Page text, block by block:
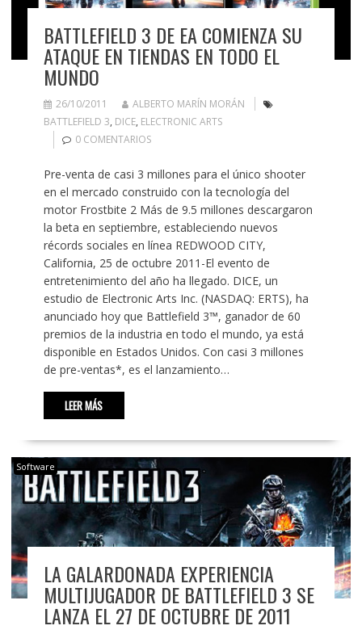
BATTLEFIELD 3 DE EA COMIENZA SU
ATAQUE EN TIENDAS EN TODO EL
MUNDO
26/10/2011
ALBERTO MARÍN MORÁN
BATTLEFIELD 3, DICE, ELECTRONIC ARTS
0 COMENTARIOS
Pre-venta de casi 3 millones para el único shooter
en el mercado construido con la tecnología del
motor Frostbite 2 Más de 9.5 millones descargaron
la beta en septiembre, estableciendo nuevos
récords sociales en línea REDWOOD CITY,
California, 25 de octubre 2011-El evento de
entretenimiento del año ha llegado. DICE, un
estudio de Electronic Arts Inc. (NASDAQ: ERTS), ha
anunciado hoy que Battlefield 3™, ganador de 60
premios de la industria en todo el mundo, ya está
disponible en Estados Unidos. Con casi 3 millones
de pre-ventas*, es el lanzamiento…
LEER MÁS
Software
LA GALARDONADA EXPERIENCIA
MULTIJUGADOR DE BATTLEFIELD 3 SE
LANZA EL 27 DE OCTUBRE DE 2011